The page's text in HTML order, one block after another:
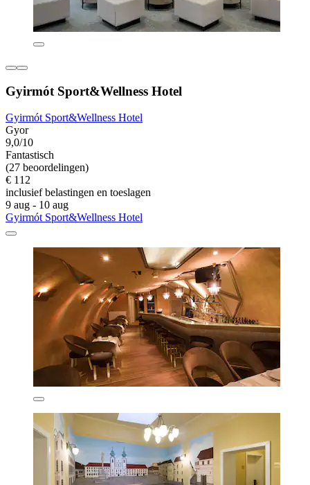
Gyirmót Sport&Wellness Hotel
Gyirmót Sport&Wellness Hotel
Gyor
9,0/10
Fantastisch
(27 beoordelingen)
€ 112
inclusief belastingen en toeslagen
9 aug - 10 aug
Gyirmót Sport&Wellness Hotel